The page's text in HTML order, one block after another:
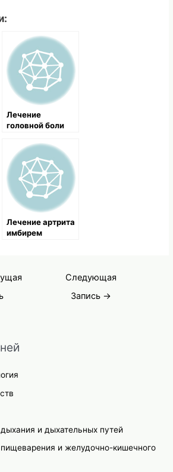
и дыхательных путей
и желудочно-кишечного
Лечение
головной боли
средствами
Лечение артрита
имбирем
Следующая
Запись →